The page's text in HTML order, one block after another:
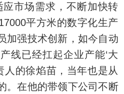
市场需求，不断加快转
平方米的数字化生产
加强技术创新，如今自动
线已经扛起企业产能‘大
人的徐焰苗，当年也是从
。在他的带领下公司不断